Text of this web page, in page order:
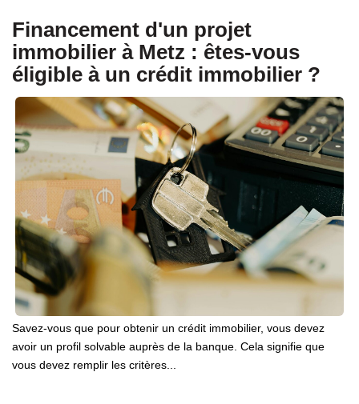
Financement d'un projet
immobilier à Metz : êtes-vous
éligible à un crédit immobilier ?
Savez-vous que pour obtenir un crédit immobilier, vous devez
avoir un profil solvable auprès de la banque. Cela signifie que
vous devez remplir les critères...